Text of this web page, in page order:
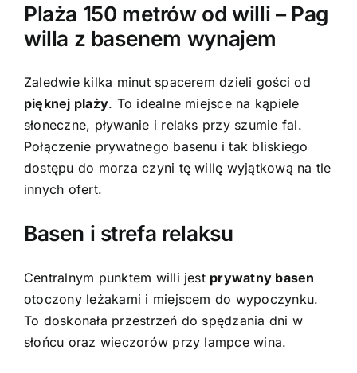
Plaża 150 metrów od willi – Pag
willa z basenem wynajem
Zaledwie kilka minut spacerem dzieli gości od
pięknej plaży. To idealne miejsce na kąpiele
słoneczne, pływanie i relaks przy szumie fal.
Połączenie prywatnego basenu i tak bliskiego
dostępu do morza czyni tę willę wyjątkową na tle
innych ofert.
Basen i strefa relaksu
Centralnym punktem willi jest prywatny basen
otoczony leżakami i miejscem do wypoczynku.
To doskonała przestrzeń do spędzania dni w
słońcu oraz wieczorów przy lampce wina.